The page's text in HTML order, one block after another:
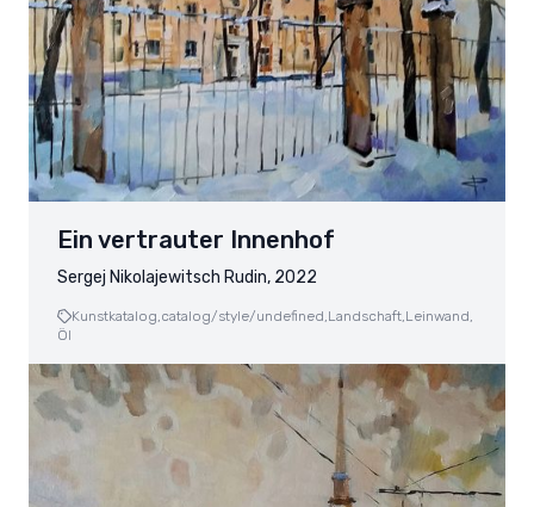
Ein vertrauter Innenhof
Sergej Nikolajewitsch Rudin, 2022
Kunstkatalog, catalog/style/undefined, Landschaft, Leinwand,
Öl